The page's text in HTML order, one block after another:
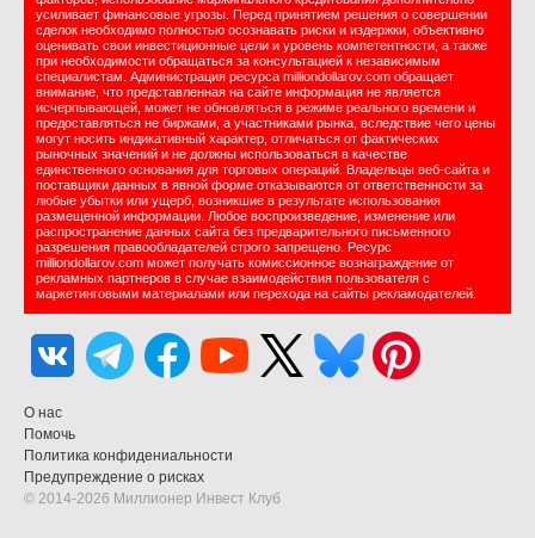
усиливает финансовые угрозы. Перед принятием решения о совершении
сделок необходимо полностью осознавать риски и издержки, объективно
оценивать свои инвестиционные цели и уровень компетентности, а также
при необходимости обращаться за консультацией к независимым
специалистам. Администрация ресурса milliondollarov.com обращает
внимание, что представленная на сайте информация не является
исчерпывающей, может не обновляться в режиме реального времени и
предоставляться не биржами, а участниками рынка, вследствие чего цены
могут носить индикативный характер, отличаться от фактических
рыночных значений и не должны использоваться в качестве
единственного основания для торговых операций. Владельцы веб-сайта и
поставщики данных в явной форме отказываются от ответственности за
любые убытки или ущерб, возникшие в результате использования
размещенной информации. Любое воспроизведение, изменение или
распространение данных сайта без предварительного письменного
разрешения правообладателей строго запрещено. Ресурс
milliondollarov.com может получать комиссионное вознаграждение от
рекламных партнеров в случае взаимодействия пользователя с
маркетинговыми материалами или перехода на сайты рекламодателей.
О нас
Помочь
Политика конфидениальности
Предупреждение о рисках
© 2014-2026 Миллионер Инвест Клуб